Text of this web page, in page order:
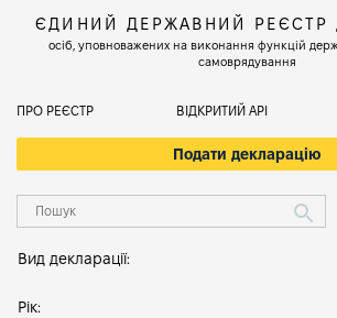
ЄДИНИЙ ДЕРЖАВНИЙ РЕЄСТР
осіб, уповноважених на виконання функцій
самоврядування
ПРО РЕЄСТР ВІДКРИТИЙ АРІ
Подати декларацію
Вид декларації:
Рік: